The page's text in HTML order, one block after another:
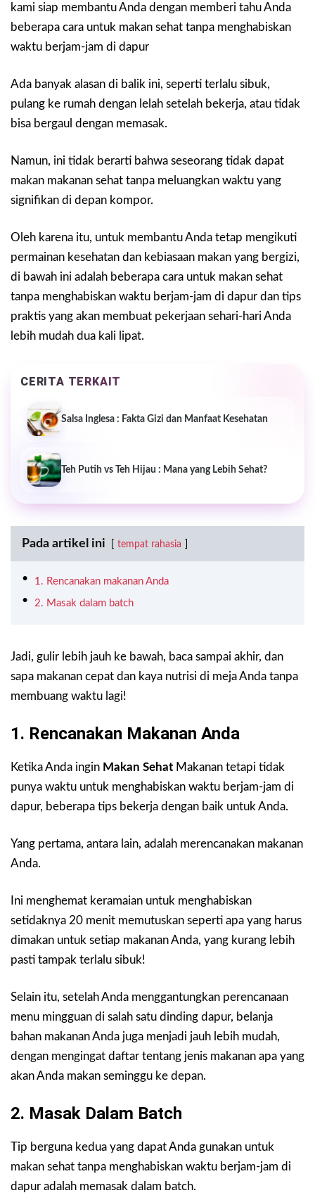
kami siap membantu Anda dengan memberi tahu Anda
beberapa cara untuk makan sehat tanpa menghabiskan
waktu berjam-jam di dapur
Ada banyak alasan di balik ini, seperti terlalu sibuk,
pulang ke rumah dengan lelah setelah bekerja, atau tidak
bisa bergaul dengan memasak.
Namun, ini tidak berarti bahwa seseorang tidak dapat
makan makanan sehat tanpa meluangkan waktu yang
signifikan di depan kompor.
Oleh karena itu, untuk membantu Anda tetap mengikuti
permainan kesehatan dan kebiasaan makan yang bergizi,
di bawah ini adalah beberapa cara untuk makan sehat
tanpa menghabiskan waktu berjam-jam di dapur dan tips
praktis yang akan membuat pekerjaan sehari-hari Anda
lebih mudah dua kali lipat.
CERITA TERKAIT
Salsa Inglesa : Fakta Gizi dan Manfaat Kesehatan
Teh Putih vs Teh Hijau : Mana yang Lebih Sehat?
Pada artikel ini tempat rahasia
1. Rencanakan makanan Anda
2. Masak dalam batch
Jadi, gulir lebih jauh ke bawah, baca sampai akhir, dan
sapa makanan cepat dan kaya nutrisi di meja Anda tanpa
membuang waktu lagi!
1. Rencanakan Makanan Anda
Ketika Anda ingin Makan Sehat Makanan tetapi tidak
punya waktu untuk menghabiskan waktu berjam-jam di
dapur, beberapa tips bekerja dengan baik untuk Anda.
Yang pertama, antara lain, adalah merencanakan makanan
Anda.
Ini menghemat keramaian untuk menghabiskan
setidaknya 20 menit memutuskan seperti apa yang harus
dimakan untuk setiap makanan Anda, yang kurang lebih
pasti tampak terlalu sibuk!
Selain itu, setelah Anda menggantungkan perencanaan
menu mingguan di salah satu dinding dapur, belanja
bahan makanan Anda juga menjadi jauh lebih mudah,
dengan mengingat daftar tentang jenis makanan apa yang
akan Anda makan seminggu ke depan.
2. Masak Dalam Batch
Tip berguna kedua yang dapat Anda gunakan untuk
makan sehat tanpa menghabiskan waktu berjam-jam di
dapur adalah memasak dalam batch.